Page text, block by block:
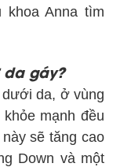
khoa Anna tìm
da gáy?
da, ở vùng
mạnh đều
sẽ tăng cao
Down và một